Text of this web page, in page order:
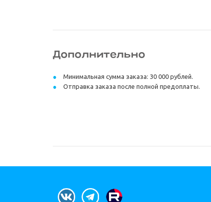
Дополнительно
Минимальная сумма заказа: 30 000 рублей.
Отправка заказа после полной предоплаты.